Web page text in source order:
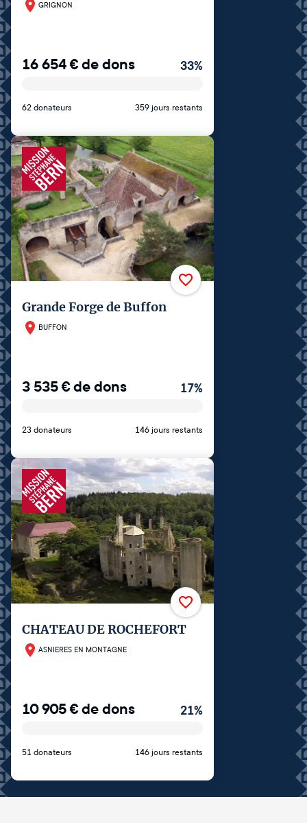
GRIGNON
16 654€de dons 33%
62 donateurs 359 jours restants
Grande Forge de Buffon
BUFFON
3 535€de dons 17%
23 donateurs 146 jours restants
CHATEAU DE ROCHEFORT
ASNIERES EN MONTAGNE
10 905€de dons 21%
51 donateurs 146 jours restants